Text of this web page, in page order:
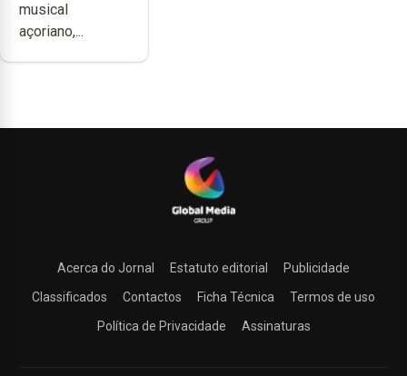
produzir uma
música”
musical
açoriano,...
Acerca do Jornal Estatuto editorial
Publicidade
Classificados
Contactos Ficha Técnica
Termos de uso
Política de Privacidade
Assinaturas